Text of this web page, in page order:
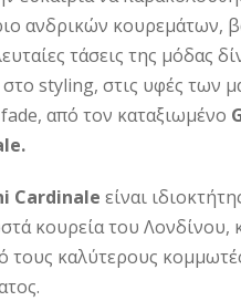
ανδρικών κουρεμάτων,
τάσεις της μόδας
styling, στις υφές των
από τον καταξιωμένο
Cardinale είναι
κουρεία του Λονδίνου,
τους καλύτερους